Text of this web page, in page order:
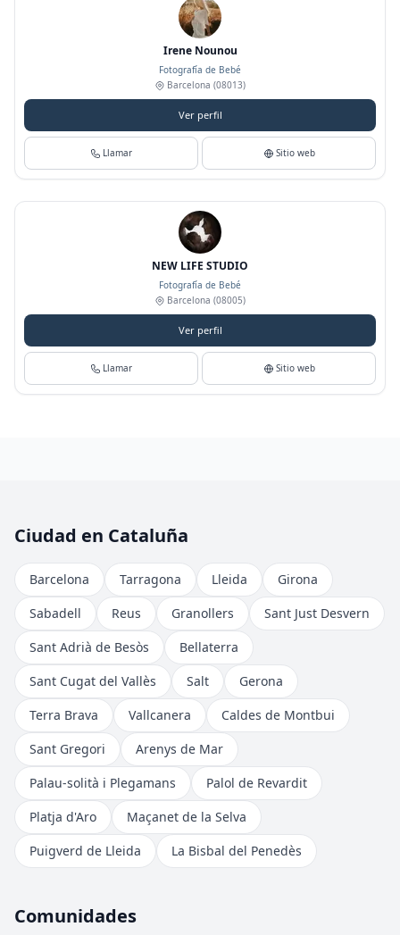
Irene Nounou
Fotografía de Bebé
Barcelona (08013)
Ver perfil
Llamar Sitio web
NEW LIFE STUDIO
Fotografía de Bebé
Barcelona (08005)
Ver perfil
Llamar Sitio web
Ciudad en Cataluña
Barcelona Tarragona Lleida
Girona
Sabadell
Reus Granollers
Sant Just Desvern
Sant Adrià de Besòs
Bellaterra
Sant Cugat del Vallès
Salt
Gerona
Terra Brava
Vallcanera
Caldes de Montbui
Sant Gregori
Arenys de Mar
Palau-solità i Plegamans
Palol de Revardit
Platja d'Aro
Maçanet de la Selva
Puigverd de Lleida
La Bisbal del Penedès
Comunidades